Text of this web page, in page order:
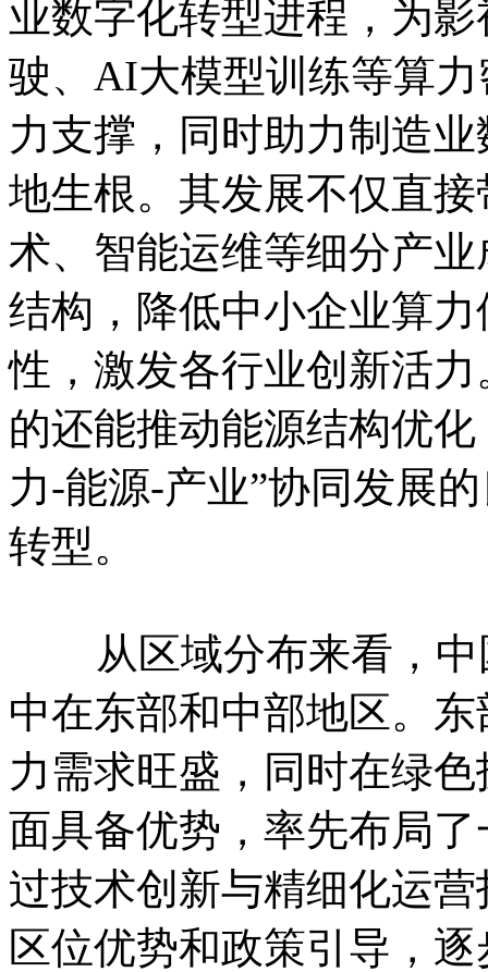
业数字化转型进程，为
驶、AI大模型训练等算
力支撑，同时助力制造
地生根。其发展不仅直
术、智能运维等细分产
结构，降低中小企业算
性，激发各行业创新活
的还能推动能源结构优
力-能源-产业”协同发展
转型。
从区域分布来看，中
中在东部和中部地区。
力需求旺盛，同时在绿
面具备优势，率先布局
过技术创新与精细化运
区位优势和政策引导，